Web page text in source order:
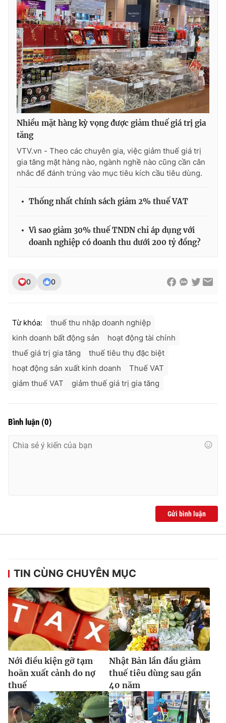
Nhiều mặt hàng kỳ vọng được giảm thuế giá trị gia
tăng
VTV.vn - Theo các chuyên gia, việc giảm thuế giá trị
gia tăng mặt hàng nào, ngành nghề nào cũng cần cân
nhắc để đánh trúng vào mục tiêu kích cầu tiêu dùng.
Thống nhất chính sách giảm 2% thuế VAT
Vì sao giảm 30% thuế TNDN chỉ áp dụng với
doanh nghiệp có doanh thu dưới 200 tỷ đồng?
0 0
Từ khóa:
thuế thu nhập doanh nghiệp
kinh doanh bất động sản
hoạt động tài chính
thuế giá trị gia tăng
thuế tiêu thụ đặc biệt
hoạt động sản xuất kinh doanh
Thuế VAT
giảm thuế VAT
giảm thuế giá trị gia tăng
Bình luận (0)
Gửi bình luận
TIN CÙNG CHUYÊN MỤC
Nới điều kiện gỡ tạm
hoãn xuất cảnh do nợ
thuế
Nhật Bản lần đầu giảm
thuế tiêu dùng sau gần
40 năm